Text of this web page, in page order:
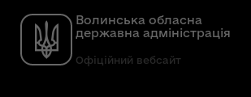
Волинська обласна
державна адміністрація
Офіційний вебсайт